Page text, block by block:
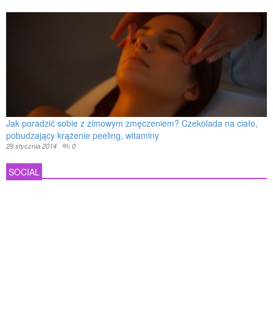
Jak poradzić sobie z zimowym zmęczeniem? Czekolada na ciało,
pobudzający krążenie peeling, witaminy
29 stycznia 2014 0
SOCIAL